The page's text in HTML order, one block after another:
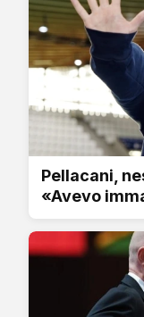
Pellacani,
«Avevo